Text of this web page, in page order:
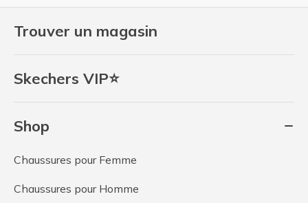
Trouver un magasin
Skechers VIP⭐
Shop
Chaussures pour Femme
Chaussures pour Homme